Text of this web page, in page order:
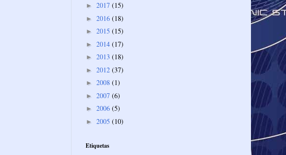
► 2017 (15)
► 2016 (18)
► 2015 (15)
► 2014 (17)
► 2013 (18)
► 2012 (37)
► 2008 (1)
► 2007 (6)
► 2006 (5)
► 2005 (10)
Etiquetas